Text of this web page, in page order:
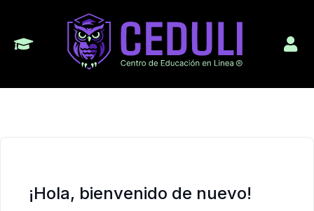
¡Hola, bienvenido de nuevo!